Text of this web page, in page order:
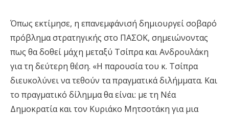
Όπως εκτίμησε, η επανεμφάνισή δημιουργεί σοβαρό
πρόβλημα στρατηγικής στο ΠΑΣΟΚ, σημειώνοντας
πως θα δοθεί μάχη μεταξύ Τσίπρα και Ανδρουλάκη
για τη δεύτερη θέση. «Η παρουσία του κ. Τσίπρα
διευκολύνει να τεθούν τα πραγματικά διλήμματα. Και
το πραγματικό δίλημμα θα είναι: με τη Νέα
Δημοκρατία και τον Κυριάκο Μητσοτάκη για μια